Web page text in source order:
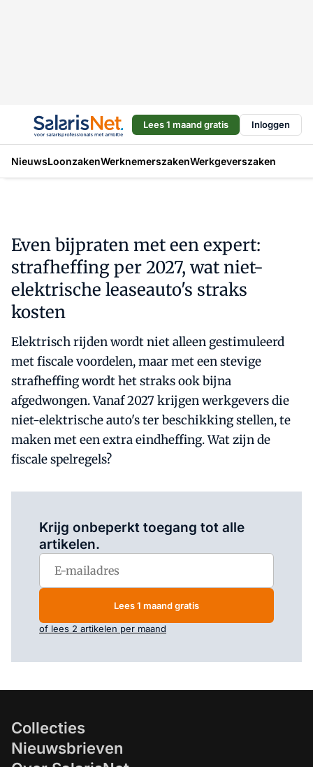
Lees 1 maand gratis Inloggen
NieuwsLoonzakenWerknemerszakenWerkgeverszaken
Even bijpraten met een expert:
strafheffing per 2027, wat niet-
elektrische leaseauto's straks
kosten
Elektrisch rijden wordt niet alleen gestimuleerd
met fiscale voordelen, maar met een stevige
strafheffing wordt het straks ook bijna
afgedwongen. Vanaf 2027 krijgen werkgevers die
niet-elektrische auto's ter beschikking stellen, te
maken met een extra eindheffing. Wat zijn de
fiscale spelregels?
Krijg onbeperkt toegang tot alle
artikelen.
Lees 1 maand gratis
of lees 2 artikelen per maand
Collecties
Nieuwsbrieven